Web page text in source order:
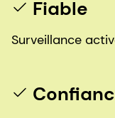
Fiable
Surveillance